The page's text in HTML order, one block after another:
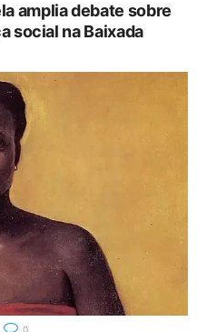
amplia debate sobre
social na Baixada
0